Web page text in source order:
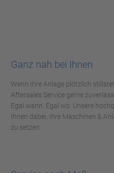
Ganz nah bei Ihnen
Wenn Ihre Anlage plötzlich
Aftersales Service gerne
Egal wann. Egal wo. Unsere
Ihnen dabei, Ihre Maschinen &
zu setzen.